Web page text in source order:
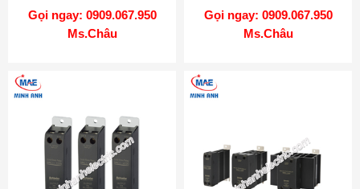
4000VAC - Model SR1
Gọi ngay: 0909.067.950
Ms.Châu
4000VAC - Model SRS1
Gọi ngay: 0909.067.950
Ms.Châu